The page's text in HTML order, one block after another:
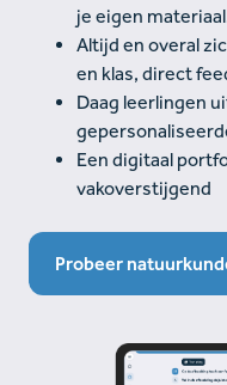
je eigen
Altijd en overal
en klas, direct
Daag leerlingen
Een digitaal
vakoverstijgend
Probeer